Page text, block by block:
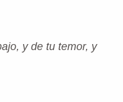
y de tu temor, y